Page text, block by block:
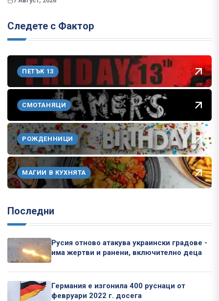
Следете с Фактор
ПЕТЪК 13
СМОТАНЯЦИ
РОЖДЕННИЦИ
МАГИИ В КУХНЯТА
Последни
Русия отново атакува украински градове -
има жертви и ранени, включително деца
Германия е изгонила 400 руснаци от
февруари 2022 г. досега